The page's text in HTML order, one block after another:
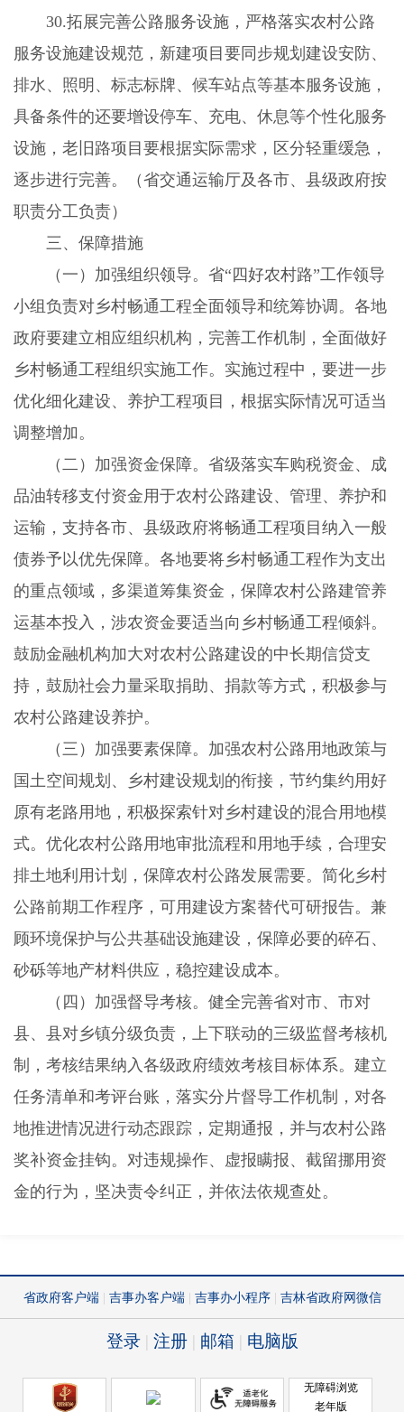
30.拓展完善公路服务设施，严格落实农村公路
服务设施建设规范，新建项目要同步规划建设安防、
排水、照明、标志标牌、候车站点等基本服务设施，
具备条件的还要增设停车、充电、休息等个性化服务
设施，老旧路项目要根据实际需求，区分轻重缓急，
逐步进行完善。（省交通运输厅及各市、县级政府按
职责分工负责）
三、保障措施
（一）加强组织领导。 省“四好农村路”工作领导
小组负责对乡村畅通工程全面领导和统筹协调。各地
政府要建立相应组织机构，完善工作机制，全面做好
乡村畅通工程组织实施工作。实施过程中，要进一步
优化细化建设、养护工程项目，根据实际情况可适当
调整增加。
（二）加强资金保障。 省级落实车购税资金、成
品油转移支付资金用于农村公路建设、管理、养护和
运输，支持各市、县级政府将畅通工程项目纳入一般
债券予以优先保障。各地要将乡村畅通工程作为支出
的重点领域，多渠道筹集资金，保障农村公路建管养
运基本投入，涉农资金要适当向乡村畅通工程倾斜。
鼓励金融机构加大对农村公路建设的中长期信贷支
持，鼓励社会力量采取捐助、捐款等方式，积极参与
农村公路建设养护。
（三）加强要素保障。 加强农村公路用地政策与
国土空间规划、乡村建设规划的衔接，节约集约用好
原有老路用地，积极探索针对乡村建设的混合用地模
式。优化农村公路用地审批流程和用地手续，合理安
排土地利用计划，保障农村公路发展需要。简化乡村
公路前期工作程序，可用建设方案替代可研报告。兼
顾环境保护与公共基础设施建设，保障必要的碎石、
砂砾等地产材料供应，稳控建设成本。
（四）加强督导考核。 健全完善省对市、市对
县、县对乡镇分级负责，上下联动的三级监督考核机
制，考核结果纳入各级政府绩效考核目标体系。建立
任务清单和考评台账，落实分片督导工作机制，对各
地推进情况进行动态跟踪，定期通报，并与农村公路
奖补资金挂钩。对违规操作、虚报瞒报、截留挪用资
金的行为，坚决责令纠正，并依法依规查处。